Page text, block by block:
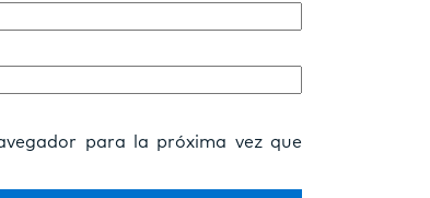
para la próxima vez que